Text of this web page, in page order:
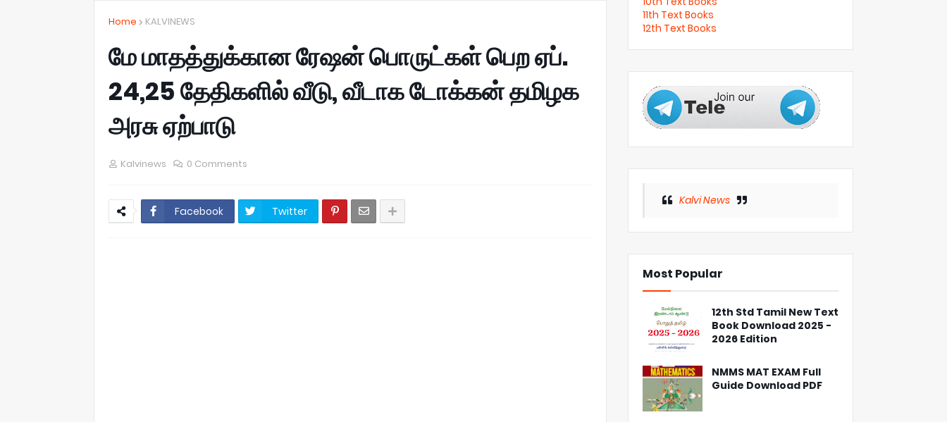
Home KALVINEWS
மே மாதத்துக்கான ரேஷன் பொருட்கள் பெற ஏப்.
24,25 தேதிகளில் வீடு, வீடாக டோக்கன் தமிழக
அரசு ஏற்பாடு
Kalvinews 0 Comments
Facebook Twitter
11th Text Books
12th Text Books
Kalvi News
Most Popular
12th Std Tamil New Text
Book Download 2025 -
2026 Edition
NMMS MAT EXAM Full
Guide Download PDF